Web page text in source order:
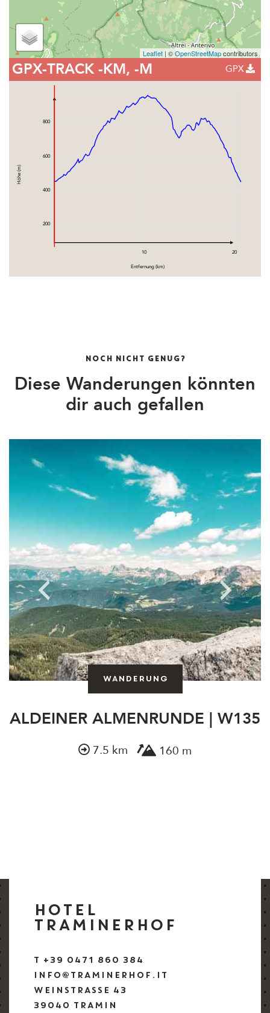
Leaflet | ©OpenStreetMapcontributors
GPX-TRACK-KM, -M GPX
200
400
600
800
10 20
Entfernung (km)
Höhe (m)
NOCH NICHT GENUG?
Diese Wanderungen könnten
dir auch gefallen
Wanderung
ALDEINER ALMENRUNDE | W135
7.5 km 160 m
HOTEL
TRAMINERHOF
T +39 0471 860 384
INFO@TRAMINERHOF.IT
WEINSTRASSE 43
39040 TRAMIN